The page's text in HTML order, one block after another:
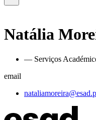
Natália
— Serviços
email